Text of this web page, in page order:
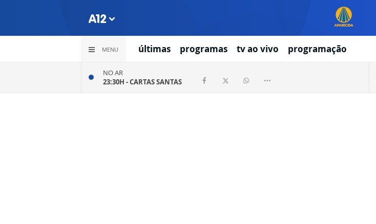
MENU últimas programas tv ao vivo programação
NO AR
23:30H -CARTAS SANTAS